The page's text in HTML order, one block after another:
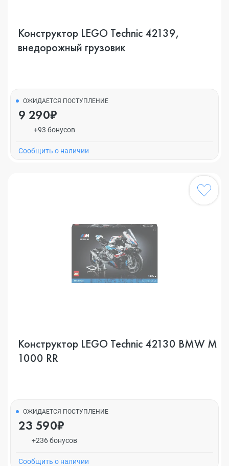
Конструктор LEGO Technic 42139,
внедорожный грузовик
ОЖИДАЕТСЯ ПОСТУПЛЕНИЕ
9 290₽
+93 бонусов
Cообщить о наличии
Конструктор LEGO Technic 42130 BMW M
1000 RR
ОЖИДАЕТСЯ ПОСТУПЛЕНИЕ
23 590₽
+236 бонусов
Cообщить о наличии